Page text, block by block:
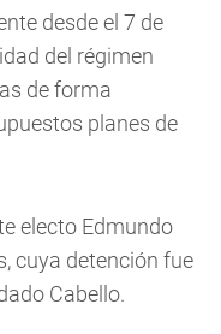
desde el 7 de
del régimen
de forma
planes de
electo Edmundo
cuya detención fue
Cabello.